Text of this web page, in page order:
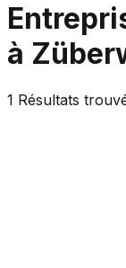
à
1 Résultats